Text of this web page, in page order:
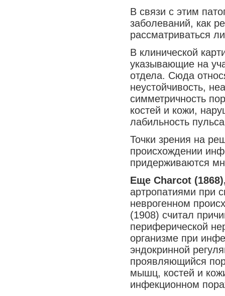
В связи с этим
заболеваний, как
рассматриваться
В клинической
указывающие на
отдела. Сюда
неустойчивость,
симметричность
костей и кожи,
лабильность
Точки зрения на
происхождении
придерживаются
Еще Charcot
артропатиями при
неврогенном
(1908) считал
периферической
организме при
эндокринной
проявляющийся
мышц, костей и
инфекционном